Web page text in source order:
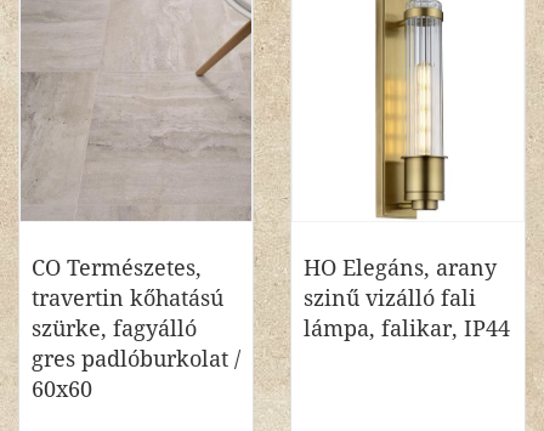
CO Természetes,
travertin kőhatású
szürke, fagyálló
gres padlóburkolat /
60x60
HO Elegáns, arany
szinű vizálló fali
lámpa, falikar, IP44